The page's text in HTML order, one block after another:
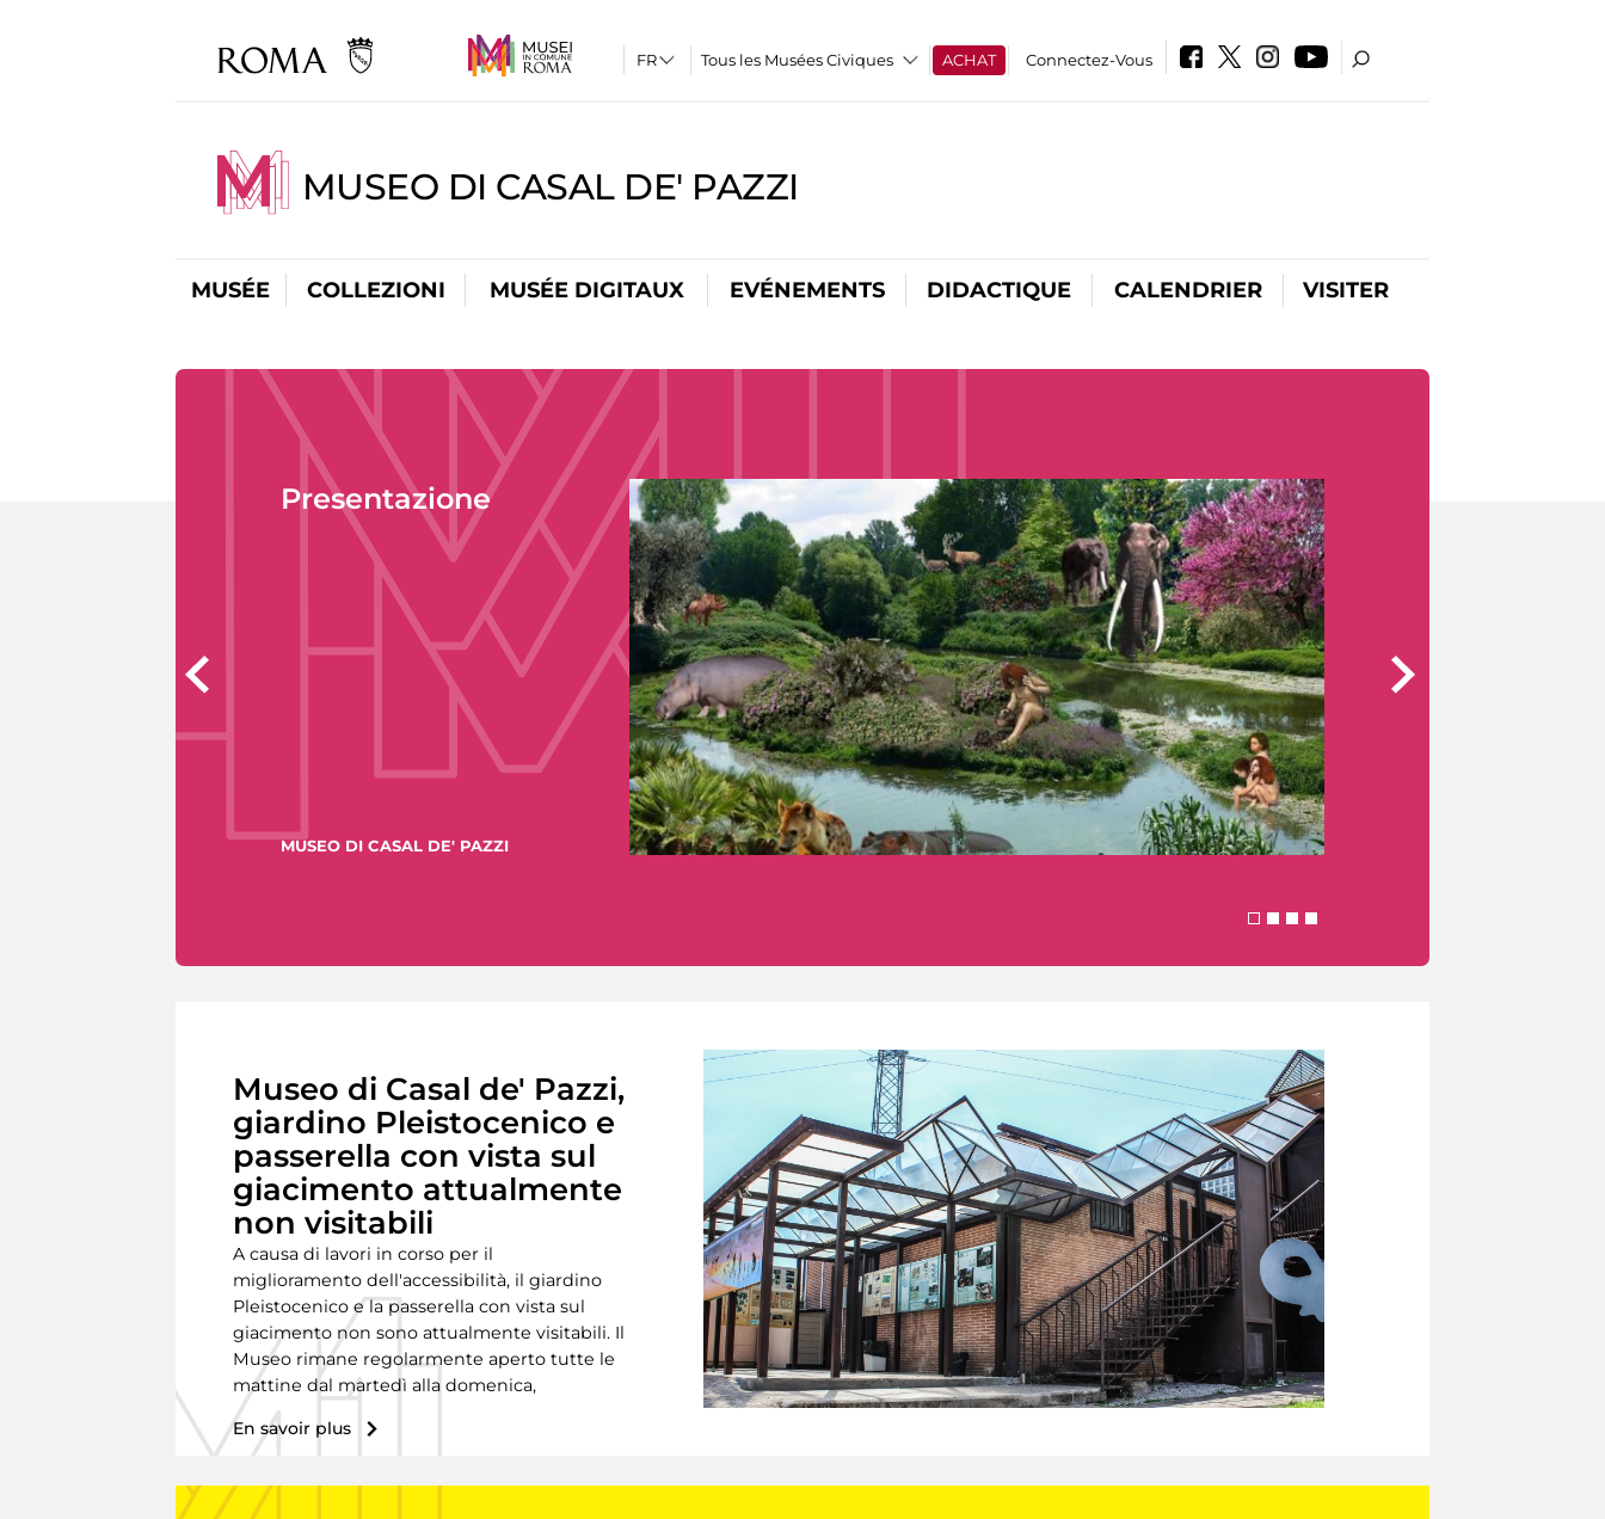
Tous les Musées Civiques ACHAT Connectez-Vous
MUSEO DI CASAL DE' PAZZI
MUSÉE COLLEZIONI MUSÉE DIGITAUX EVÉNEMENTS DIDACTIQUE CALENDRIER VISITER
Presentazione
MUSEO DI CASAL DE' PAZZI
Museo di Casal de' Pazzi,
giardino Pleistocenico e
passerella con vista sul
giacimento attualmente
non visitabili
A causa di lavori in corso per il
miglioramento dell'accessibilità, il giardino
Pleistocenico e la passerella con vista sul
giacimento non sono attualmente visitabili. Il
Museo rimane regolarmente aperto tutte le
mattine dal martedì alla domenica,
En savoir plus